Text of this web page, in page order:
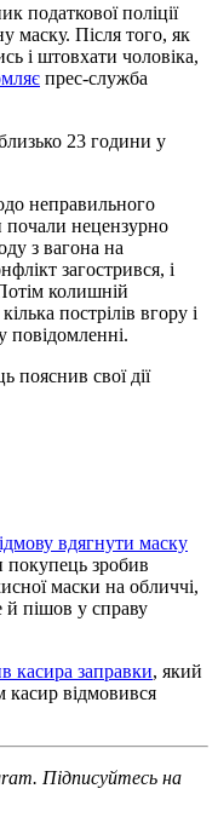
податкової поліції
маску. Після того, як
і штовхати чоловіка,
прес-служба
23 години у
неправильного
почали нецензурно
з вагона на
загострився, і
колишній
пострілів вгору і
повідомленні.
пояснив свої дії
вдягнути маску
зробив
маски на обличчі,
й пішов у справу
касира заправки, який
відмовився
Підписуйтесь на